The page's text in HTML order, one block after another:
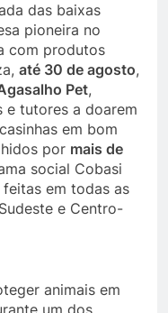
das baixas
pioneira no
com produtos
até 30 de agosto,
Pet,
e tutores a doarem
em bom
por mais de
social Cobasi
em todas as
e Centro-
animais em